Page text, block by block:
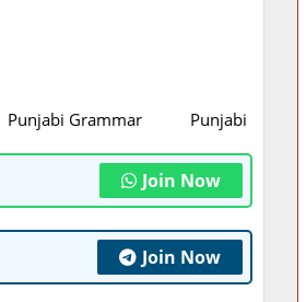
Punjabi Grammar Punjabi Litrature
Join Now
Join Now